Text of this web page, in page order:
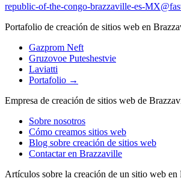
republic-of-the-congo-brazzaville-es-
Portafolio de creación de sitios web en
Gazprom Neft
Gruzovoe Puteshestvie
Laviatti
Portafolio →
Empresa de creación de sitios web de
Sobre nosotros
Cómo creamos sitios web
Blog sobre creación de sitios web
Contactar en Brazzaville
Artículos sobre la creación de un sitio web en